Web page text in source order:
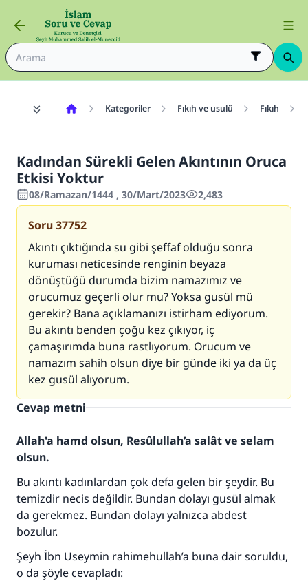
Kategoriler Fıkıh ve usulü Fıkıh
Kadından Sürekli Gelen Akıntının Oruca
Etkisi Yoktur
08/Ramazan/1444 , 30/Mart/2023 2,483
Soru37752
Akıntı çıktığında su gibi şeffaf olduğu sonra
kuruması neticesinde renginin beyaza
dönüştüğü durumda bizim namazımız ve
orucumuz geçerli olur mu? Yoksa gusül mü
gerekir? Bana açıklamanızı istirham ediyorum.
Bu akıntı benden çoğu kez çıkıyor, iç
çamaşırımda buna rastlıyorum. Orucum ve
namazım sahih olsun diye bir günde iki ya da üç
kez gusül alıyorum.
Cevap metni
Allah'a hamd olsun, Resûlullah’a salât ve selam
olsun.
Bu akıntı kadınlardan çok defa gelen bir şeydir. Bu
temizdir necis değildir. Bundan dolayı gusül almak
da gerekmez. Bundan dolayı yalnızca abdest
bozulur.
Şeyh İbn Useymin rahimehullah’a buna dair soruldu,
o da şöyle cevapladı: